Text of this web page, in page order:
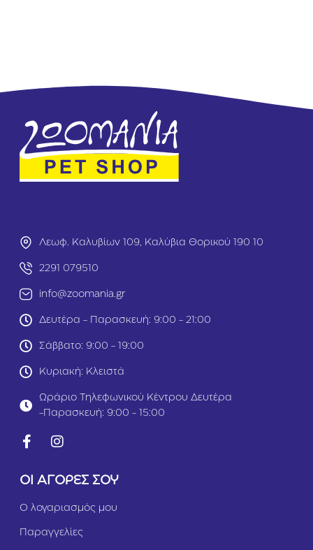
Λεωφ. Καλυβίων 109, Καλύβια Θορικού 190 10
2291 079510
info@zoomania.gr
Δευτέρα - Παρασκευή: 9:00 - 21:00
Σάββατο: 9:00 - 19:00
Κυριακή: Κλειστά
Ωράριο Τηλεφωνικού Κέντρου Δευτέρα
-Παρασκευή: 9:00 - 15:00
ΟΙ ΑΓΟΡΕΣ ΣΟΥ
Ο λογαριασμός μου
Παραγγελίες